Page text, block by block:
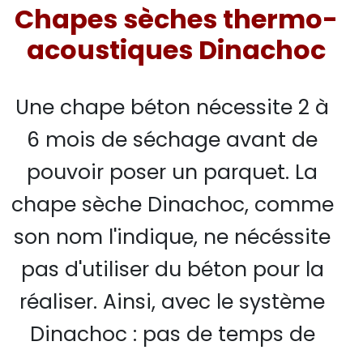
Chapes sèches thermo-
acoustiques Dinachoc
Une chape béton nécessite 2 à
6 mois de séchage avant de
pouvoir poser un parquet. La
chape sèche Dinachoc, comme
son nom l'indique, ne nécéssite
pas d'utiliser du béton pour la
réaliser. Ainsi, avec le système
Dinachoc : pas de temps de